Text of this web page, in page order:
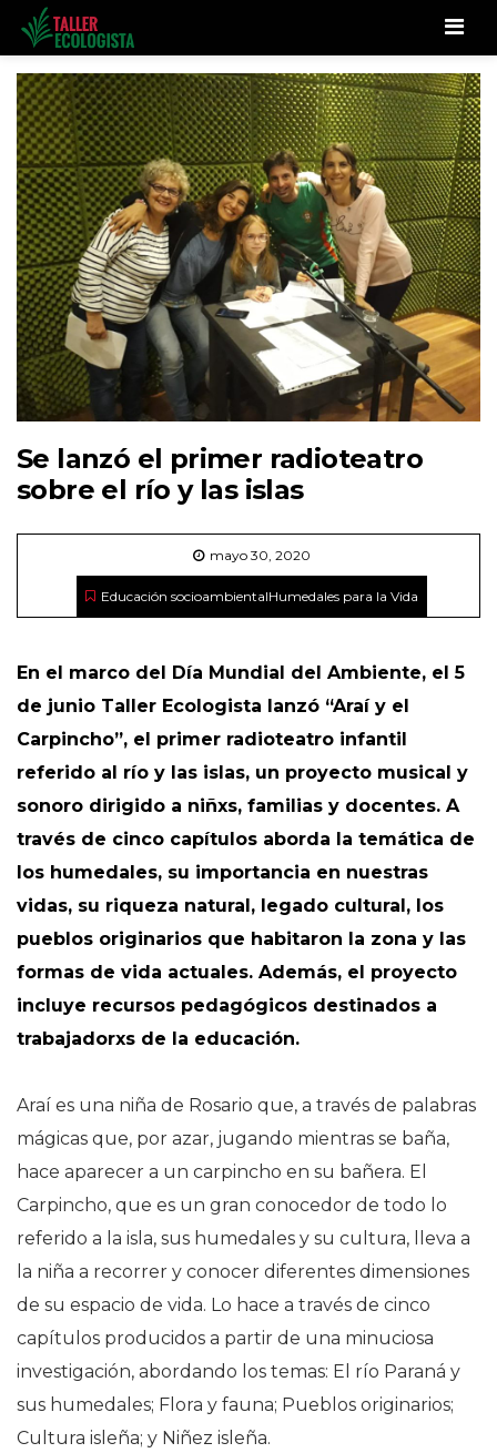
Se lanzó el primer radioteatro
sobre el río y las islas
mayo 30, 2020
Educación socioambientalHumedales para la Vida
En el marco del Día Mundial del Ambiente, el 5
de junio Taller Ecologista lanzó “Araí y el
Carpincho”, el primer radioteatro infantil
referido al río y las islas, un proyecto musical y
sonoro dirigido a niñxs, familias y docentes. A
través de cinco capítulos aborda la temática de
los humedales, su importancia en nuestras
vidas, su riqueza natural, legado cultural, los
pueblos originarios que habitaron la zona y las
formas de vida actuales. Además, el proyecto
incluye recursos pedagógicos destinados a
trabajadorxs de la educación.
Araí es una niña de Rosario que, a través de palabras
mágicas que, por azar, jugando mientras se baña,
hace aparecer a un carpincho en su bañera. El
Carpincho, que es un gran conocedor de todo lo
referido a la isla, sus humedales y su cultura, lleva a
la niña a recorrer y conocer diferentes dimensiones
de su espacio de vida. Lo hace a través de cinco
capítulos producidos a partir de una minuciosa
investigación, abordando los temas: El río Paraná y
sus humedales; Flora y fauna; Pueblos originarios;
Cultura isleña; y Niñez isleña.